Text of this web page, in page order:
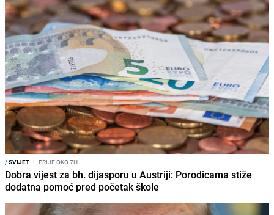
/SVIJET I PRIJE OKO 7H
Dobra vijest za bh. dijasporu u Austriji: Porodicama stiže
dodatna pomoć pred početak škole